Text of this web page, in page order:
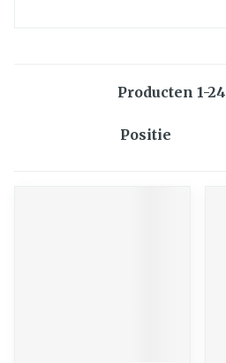
Producten 1-24
Sorteer op: